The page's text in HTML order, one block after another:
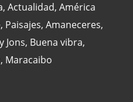
, Actualidad, América
, Paisajes, Amaneceres,
Jons, Buena vibra,
, Maracaibo
(43)